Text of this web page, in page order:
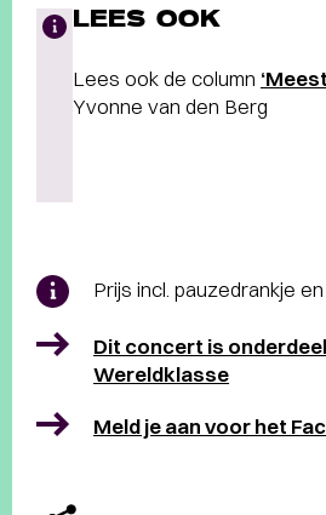
LEES OOK
Lees ook de column
Yvonne van den Berg
Prijs incl. pauzedrankje
Dit concert is
Wereldklasse
Meld je aan voor het